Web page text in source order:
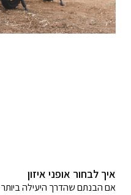
איך לבחור אופני איזון
אם הבנתם שהדרך היעילה